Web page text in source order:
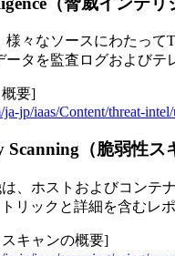
様々なソースにわたっ
ータを監査ログおよび
要]
ja-jp/iaas/Content/threat-
（脆弱性ス
は、ホストおよびコン
リックと詳細を含むレ
キャンの概要]